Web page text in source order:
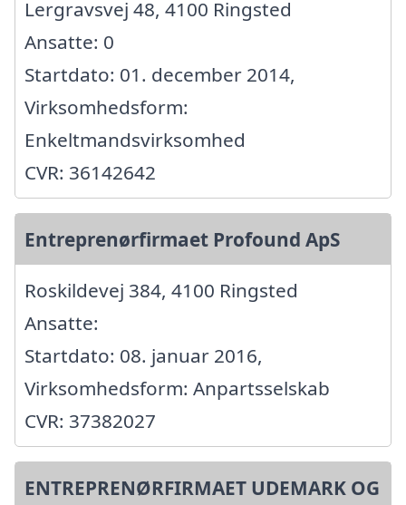
Lergravsvej 48, 4100 Ringsted
Ansatte: 0
Startdato: 01. december 2014,
Virksomhedsform:
Enkeltmandsvirksomhed
CVR: 36142642
Entreprenørfirmaet Profound ApS
Roskildevej 384, 4100 Ringsted
Ansatte:
Startdato: 08. januar 2016,
Virksomhedsform: Anpartsselskab
CVR: 37382027
ENTREPRENØRFIRMAET UDEMARK OG